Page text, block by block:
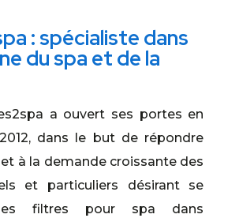
: spécialiste dans
du spa et de la
a ouvert ses portes en
dans le but de répondre
à la demande croissante des
et particuliers désirant se
filtres pour spa dans